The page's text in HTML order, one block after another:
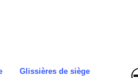
Glissières de siège